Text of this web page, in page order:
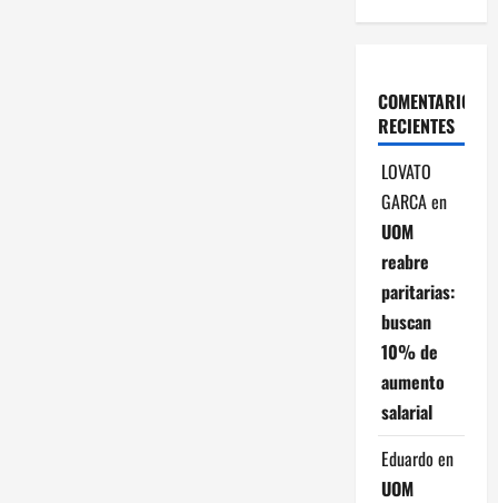
COMENTARIOS
RECIENTES
LOVATO
GARCAen
UOM
reabre
paritarias:
buscan
10% de
aumento
salarial
Eduardo en
UOM